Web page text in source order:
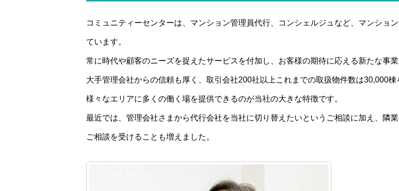
コミュニティーセンターは、マンション管理員代行、コンシェルジュなど、マンショ
ています。
常に時代や顧客のニーズを捉えたサービスを付加し、お客様の期待に応える新たな事業
大手管理会社からの信頼も厚く、取引会社200社以上これまでの取扱物件数は30,000
様々なエリアに多くの働く場を提供できるのが当社の大きな特徴です。
最近では、管理会社さまから代行会社を当社に切り替えたいというご相談に加え、隣
ご相談を受けることも増えました。